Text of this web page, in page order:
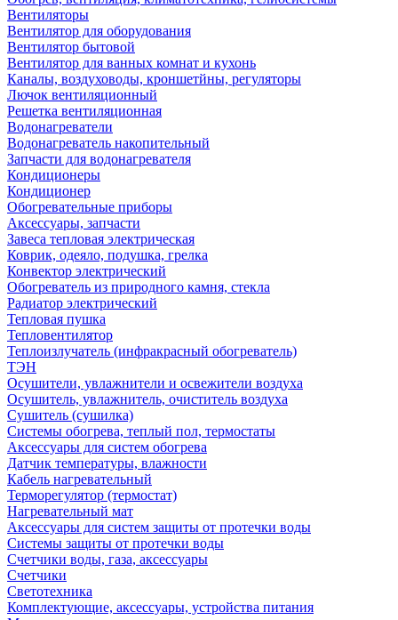
Вентиляторы
Вентилятор для оборудования
Вентилятор бытовой
Вентилятор для ванных комнат и кухонь
Каналы, воздуховоды, кроншетйны, регуляторы
Лючок вентиляционный
Решетка вентиляционная
Водонагреватели
Водонагреватель накопительный
Запчасти для водонагревателя
Кондиционеры
Кондиционер
Обогревательные приборы
Аксессуары, запчасти
Завеса тепловая электрическая
Коврик, одеяло, подушка, грелка
Конвектор электрический
Обогреватель из природного камня, стекла
Радиатор электрический
Тепловая пушка
Тепловентилятор
Теплоизлучатель (инфракрасный обогреватель)
ТЭН
Осушители, увлажнители и освежители воздуха
Осушитель, увлажнитель, очиститель воздуха
Сушитель (сушилка)
Системы обогрева, теплый пол, термостаты
Аксессуары для систем обогрева
Датчик температуры, влажности
Кабель нагревательный
Терморегулятор (термостат)
Нагревательный мат
Аксессуары для систем защиты от протечки воды
Системы защиты от протечки воды
Счетчики воды, газа, аксессуары
Счетчики
Светотехника
Комплектующие, аксессуары, устройства питания